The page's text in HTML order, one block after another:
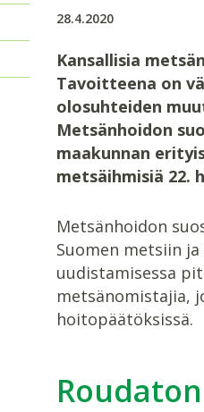
28.4.2020
Kansallisia
Tavoitteena on
olosuhteiden
Metsänhoidon
maakunnan
metsäihmisiä 22.
Metsänhoidon
Suomen metsiin
uudistamisessa
metsänomistajia,
hoitopäätöksissä.